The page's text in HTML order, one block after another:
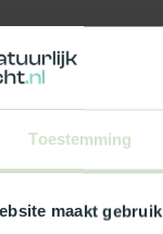
Toestemming
maakt